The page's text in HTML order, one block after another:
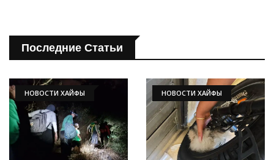
Последние Статьи
НОВОСТИ ХАЙФЫ НОВОСТИ ХАЙФЫ